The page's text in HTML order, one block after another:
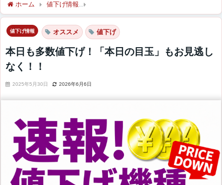
ホーム 値下げ情報
値下げ情報 オススメ 値下げ
本日も多数値下げ！「本日の目玉」もお見逃し
なく！！
2025年5月30日 2026年6月6日